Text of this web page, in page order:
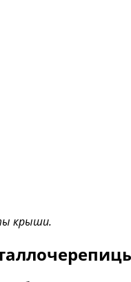
крыши.